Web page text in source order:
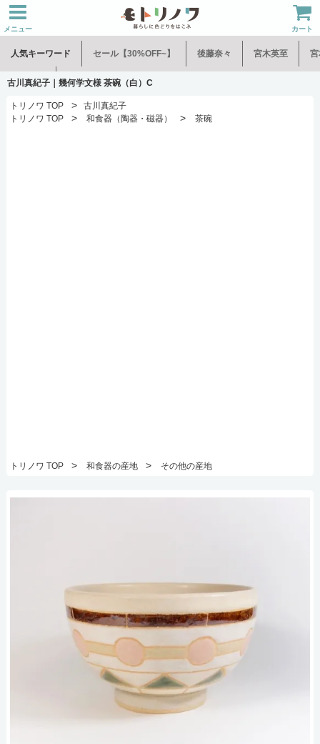
メニュー カート
人気キーワード セール【30%OFF~】 後藤奈々 宮木英至 宮
水谷和音 児玉修治
古川真紀子｜幾何学文様 茶碗（白）C
トリノワ TOP >
古川真紀子
トリノワ TOP
> 和食器（陶器・磁器） > 茶碗
トリノワ TOP > 和食器の産地 > その他の産地